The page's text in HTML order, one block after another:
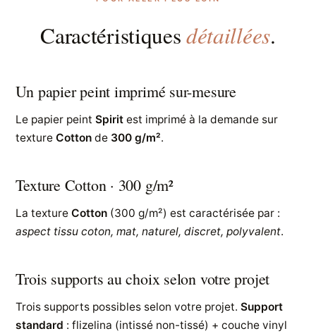
Caractéristiquesdétaillées.
Un papier peint imprimé sur-mesure
Le papier peintSpirit est imprimé à la demande sur
textureCotton de 300 g/m².
Texture Cotton · 300 g/m²
La textureCotton (300 g/m²) est caractérisée par :
aspect tissu coton, mat, naturel, discret, polyvalent.
Trois supports au choix selon votre projet
Trois supports possibles selon votre projet.Support
standard : flizelina (intissé non-tissé) + couche vinyl